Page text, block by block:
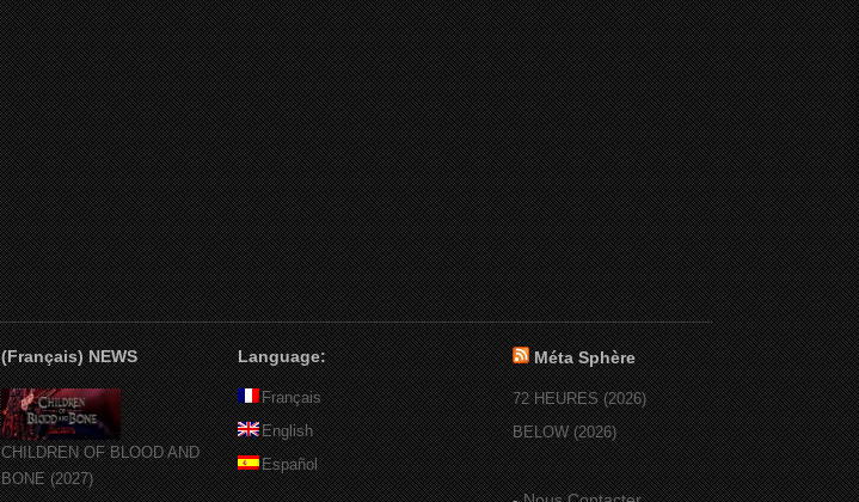
(Français) NEWS
CHILDREN OF BLOOD AND
BONE (2027)
Language:
Français
English
Español
Méta Sphère
72 HEURES (2026)
BELOW (2026)